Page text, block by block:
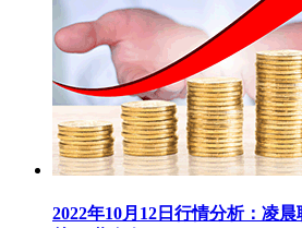
2022年10月12日行情分析：凌